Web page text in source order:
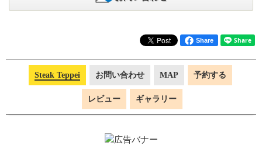
Share
Steak Teppei お問い合わせ MAP 予約する
レビュー ギャラリー